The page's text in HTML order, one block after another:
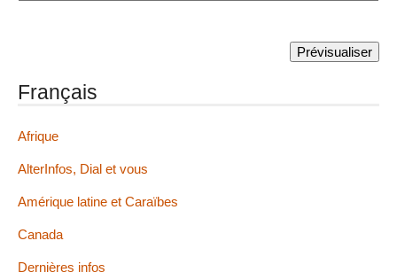
Français
Afrique
AlterInfos, Dial et vous
Amérique latine et Caraïbes
Canada
Dernières infos